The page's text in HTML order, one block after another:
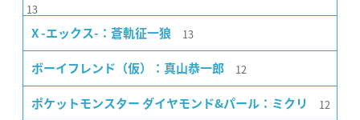
13
X -エックス-：蒼軌征一狼 13
ボーイフレンド（仮）：真山恭一郎 12
ポケットモンスター ダイヤモンド&パール：ミクリ 12